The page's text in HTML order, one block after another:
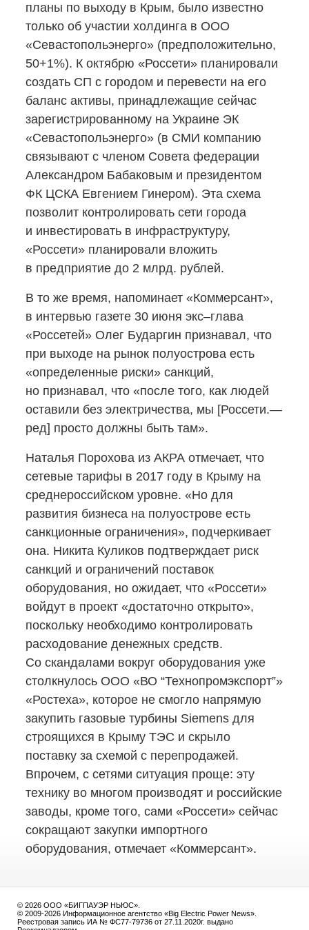
планы по выходу в Крым, было известно
только об участии холдинга в ООО
«Севастопольэнерго» (предположительно,
50+1%). К октябрю «Россети» планировали
создать СП с городом и перевести на его
баланс активы, принадлежащие сейчас
зарегистрированному на Украине ЭК
«Севастопольэнерго» (в СМИ компанию
связывают с членом Совета федерации
Александром Бабаковым и президентом
ФК ЦСКА Евгением Гинером). Эта схема
позволит контролировать сети города
и инвестировать в инфраструктуру,
«Россети» планировали вложить
в предприятие до 2 млрд. рублей.
В то же время, напоминает «Коммерсант»,
в интервью газете 30 июня экс–глава
«Россетей» Олег Бударгин признавал, что
при выходе на рынок полуострова есть
«определенные риски» санкций,
но признавал, что «после того, как людей
оставили без электричества, мы [Россети.—
ред] просто должны быть там».
Наталья Порохова из АКРА отмечает, что
сетевые тарифы в 2017 году в Крыму на
среднероссийском уровне. «Но для
развития бизнеса на полуострове есть
санкционные ограничения», подчеркивает
она. Никита Куликов подтверждает риск
санкций и ограничений поставок
оборудования, но ожидает, что «Россети»
войдут в проект «достаточно открыто»,
поскольку необходимо контролировать
расходование денежных средств.
Со скандалами вокруг оборудования уже
столкнулось ООО «ВО “Технопромэкспорт”»
«Ростеха», которое не смогло напрямую
закупить газовые турбины Siemens для
строящихся в Крыму ТЭС и скрыло
поставку за схемой с перепродажей.
Впрочем, с сетями ситуация проще: эту
технику во многом производят и российские
заводы, кроме того, сами «Россети» сейчас
сокращают закупки импортного
оборудования, отмечает «Коммерсант».
© 2026 ООО «БИГПАУЭР НЬЮС».
© 2009-2026 Информационное агентство «Big Electric Power News».
Реестровая запись ИА № ФС77-79736 от 27.11.2020г. выдано